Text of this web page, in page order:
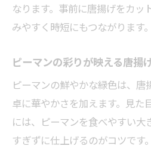
唐揚げの新定番はピーマ
唐揚げピーマン玉ね
唐揚げとピーマン玉ね
唐揚げピーマンに玉
唐揚げピーマン玉ね
なります。事前に唐揚げをカッ
みやすく時短にもつながります。
ピーマンの彩りが映える唐揚
ピーマンの鮮やかな緑色は、唐
卓に華やかさを加えます。見た
には、ピーマンを食べやすい大
すぎずに仕上げるのがコツです